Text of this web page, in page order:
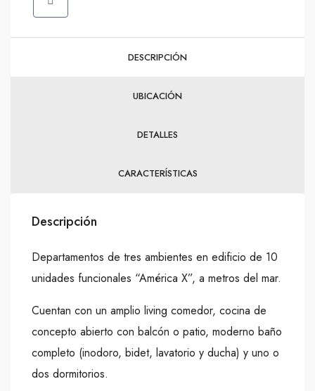
DESCRIPCIÓN
UBICACIÓN
DETALLES
CARACTERÍSTICAS
Descripción
Departamentos de tres ambientes en edificio de 10
unidades funcionales “América X”, a metros del mar.
Cuentan con un amplio living comedor, cocina de
concepto abierto con balcón o patio, moderno baño
completo (inodoro, bidet, lavatorio y ducha) y uno o
dos dormitorios.